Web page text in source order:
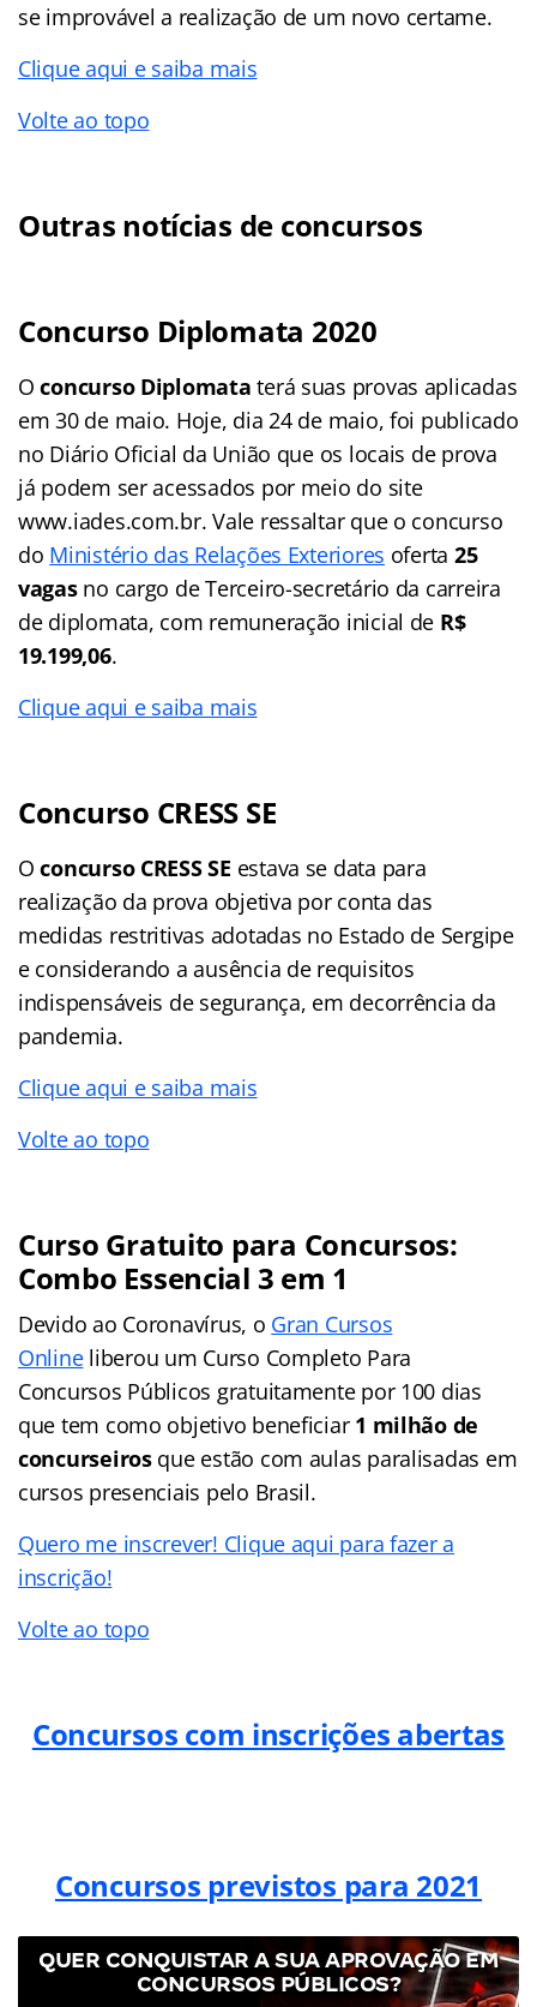
se improvável a realização de um novo certame.
Clique aqui e saiba mais
Volte ao topo
Outras notícias de concursos
Concurso Diplomata 2020
Oconcurso Diplomata terá suas provas aplicadas
em 30 de maio. Hoje, dia 24 de maio, foi publicado
no Diário Oficial da União que os locais de prova
já podem ser acessados por meio do site
www.iades.com.br. Vale ressaltar que o concurso
do Ministério das Relações Exteriores oferta 25
vagasno cargo de Terceiro-secretário da carreira
de diplomata, com remuneração inicial de R$
19.199,06.
Clique aqui e saiba mais
Concurso CRESS SE
O concurso CRESS SE estava se data para
realização da prova objetiva por conta das
medidas restritivas adotadas no Estado de Sergipe
e considerando a ausência de requisitos
indispensáveis de segurança, em decorrência da
pandemia.
Clique aqui e saiba mais
Volte ao topo
Curso Gratuito para Concursos:
Combo Essencial 3 em 1
Devido ao Coronavírus, o Gran Cursos
Onlineliberou um Curso Completo Para
Concursos Públicos gratuitamente por 100 dias
que tem como objetivo beneficiar 1 milhão de
concurseirosque estão com aulas paralisadas em
cursos presenciais pelo Brasil.
Quero me inscrever! Clique aqui para fazer a
inscrição!
Volte ao topo
Concursos com inscrições abertas
Concursos previstos para 2021
QUER CONQUISTAR A SUA APROVAÇÃO EM
CONCURSOS PÚBLICOS?